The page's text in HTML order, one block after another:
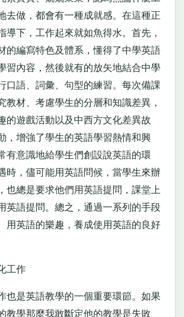
去做，都會有一種成就感。在這種正
導下，工作起來就如魚得水。首先，
的編寫特色及體系，懂得了中學英語
習內容，然後就有的放矢地結合中學
口語、詞彙、句型的練習。每次備課
教材、考慮學生的分層和知識差異，
的遊戲活動以及中西方文化差異故
，增強了學生的英語學習熱情和興
有意識地給學生們創設說英語的環
時，儘可能用英語問候，當學生來辦
也總是要求他們用英語提問，課堂上
英語提問。總之，通過一系列的手段
用英語的樂趣，養成使用英語的良好
工作
是英語教學的一個重要環節。如果
教學那麼我敢斷定他的教學是失敗